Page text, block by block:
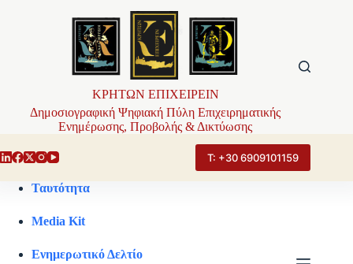
ΚΡΗΤΩΝ ΕΠΙΧΕΙΡΕΙΝ
Δημοσιογραφική Ψηφιακή Πύλη Επιχειρηματικής
Ενημέρωσης, Προβολής & Δικτύωσης
Τ: +30 6909101159
Ταυτότητα
Media Kit
Ενημερωτικό Δελτίο